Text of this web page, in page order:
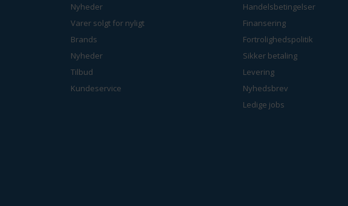
Nyheder
Varer solgt for nyligt
Brands
Nyheder
Tilbud
Kundeservice
Handelsbetingelser
Finansering
Fortrolighedspolitik
Sikker betaling
Levering
Nyhedsbrev
Ledige jobs